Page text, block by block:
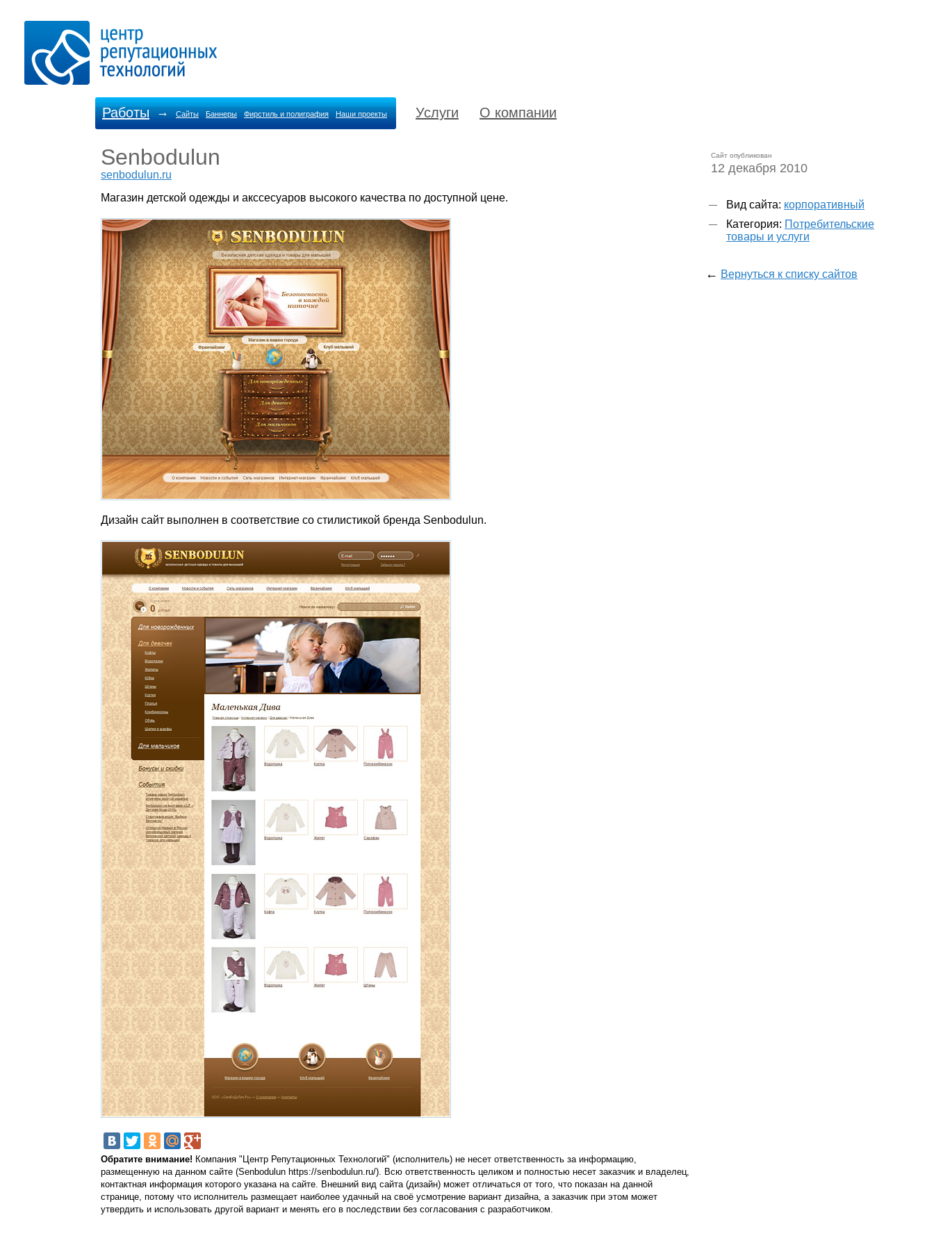
Работы → Сайты Баннеры Фирстиль и полиграфия Наши проекты Услуги О компании
Senbodulun
senbodulun.ru
Сайт опубликован
12 декабря 2010
Вид сайта: корпоративный
Категория: Потребительские
товары и услуги
← Вернуться к списку сайтов
Магазин детской одежды и акссесуаров высокого качества по доступной цене.
Дизайн сайт выполнен в соответствие со стилистикой бренда Senbodulun.
Обратите внимание! Компания "Центр Репутационных Технологий" (исполнитель) не несет ответственность за информацию,
размещенную на данном сайте (Senbodulun https://senbodulun.ru/). Всю ответственность целиком и полностью несет заказчик и владелец,
контактная информация которого указана на сайте. Внешний вид сайта (дизайн) может отличаться от того, что показан на данной
странице, потому что исполнитель размещает наиболее удачный на своё усмотрение вариант дизайна, а заказчик при этом может
утвердить и использовать другой вариант и менять его в последствии без согласования с разработчиком.